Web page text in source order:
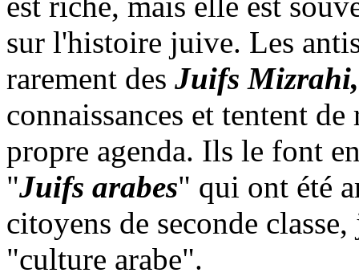
sur l'histoire juive. Les
rarement des JuifsMizrahi,
connaissances et tentent
propre agenda. Ils le font
"Juifs arabes" qui ont été
citoyens de seconde
"culture arabe".